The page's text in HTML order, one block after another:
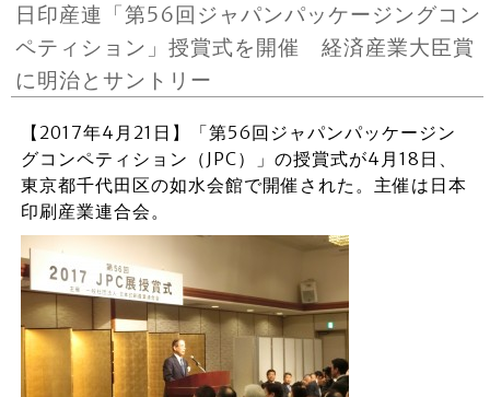
日印産連「第56回ジャパンパッケージングコン
ペティション」授賞式を開催 経済産業大臣賞
に明治とサントリー
【2017年4月21日】「第56回ジャパンパッケージン
グコンペティション（JPC）」の授賞式が4月18日、
東京都千代田区の如水会館で開催された。主催は日本
印刷産業連合会。